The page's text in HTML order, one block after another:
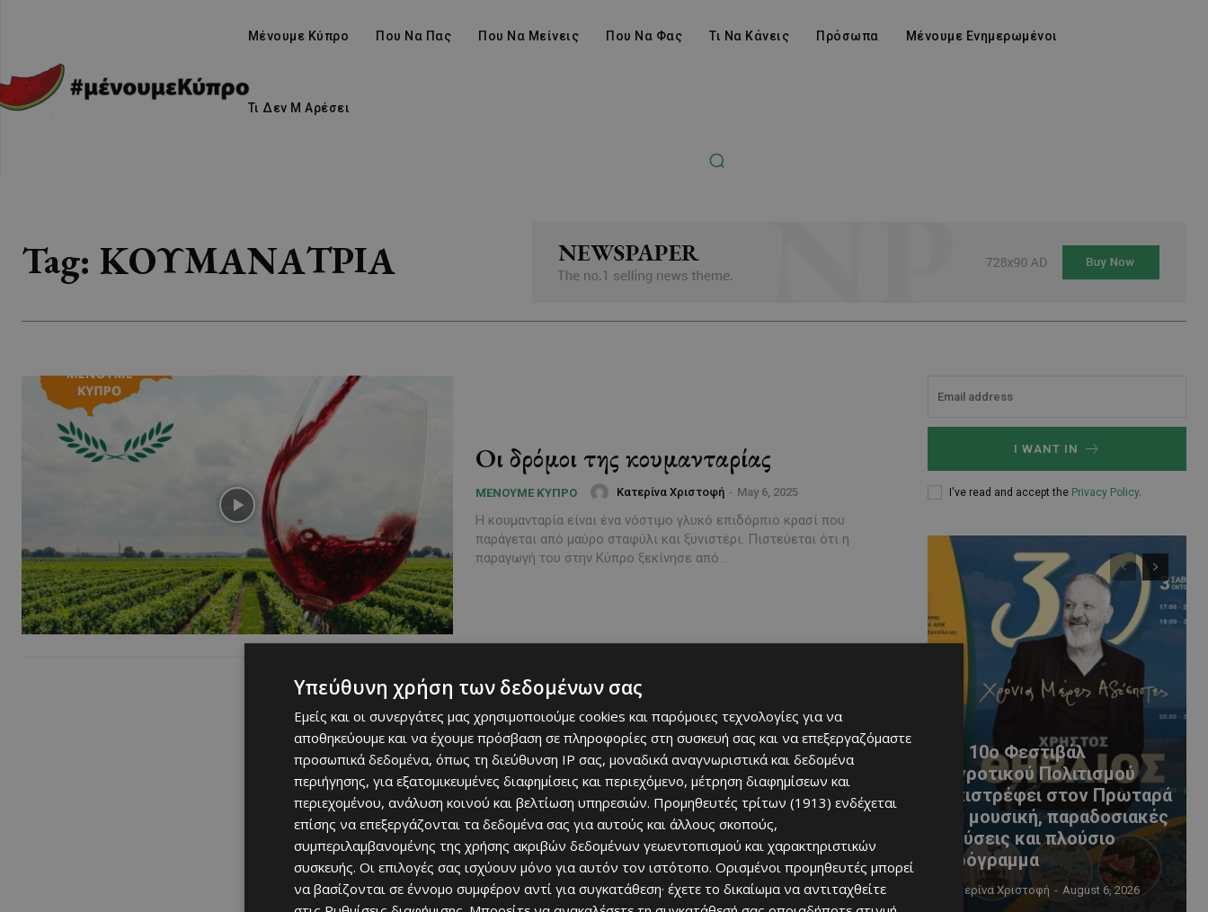
Μένουμε Κύπρο Που Να Πας Που Να Μείνεις Που Να Φας Τι Να Κάνεις Πρόσωπα Μένουμε Ενημερωμένοι
Τι Δεν Μ Αρέσει
Tag: ΚΟΥΜΑΝΑΤΡΙΑ
Οι δρόμοι της κουμανταρίας
ΜΈΝΟΥΜΕ ΚΎΠΡΟ Κατερίνα Χριστοφή - May 6, 2025
Η κουμανταρία είναι ένα νόστιμο γλυκό επιδόρπιο κρασί που
παράγεται από μαύρο σταφύλι και ξυνιστέρι. Πιστεύεται ότι η
παραγωγή του στην Κύπρο ξεκίνησε από...
I WANT IN
I've read and accept the Privacy Policy.
Το 10ο Φεστιβάλ
Αγροτικού Πολιτισμού
επιστρέφει στον Πρωταρά
με μουσική, παραδοσιακές
γεύσεις και πλούσιο
πρόγραμμα
Κατερίνα Χριστοφή - August 6, 2026
Υπεύθυνη χρήση των δεδομένων σας
Εμείς και οι συνεργάτες μας χρησιμοποιούμε cookies και παρόμοιες τεχνολογίες για να
αποθηκεύουμε και να έχουμε πρόσβαση σε πληροφορίες στη συσκευή σας και να επεξεργαζόμαστε
προσωπικά δεδομένα, όπως τη διεύθυνση IP σας, μοναδικά αναγνωριστικά και δεδομένα
περιήγησης, για εξατομικευμένες διαφημίσεις και περιεχόμενο, μέτρηση διαφημίσεων και
περιεχομένου, ανάλυση κοινού και βελτίωση υπηρεσιών. Προμηθευτές τρίτων (1913) ενδέχεται
επίσης να επεξεργάζονται τα δεδομένα σας για αυτούς και άλλους σκοπούς,
συμπεριλαμβανομένης της χρήσης ακριβών δεδομένων γεωεντοπισμού και χαρακτηριστικών
συσκευής. Οι επιλογές σας ισχύουν μόνο για αυτόν τον ιστότοπο. Ορισμένοι προμηθευτές μπορεί
να βασίζονται σε έννομο συμφέρον αντί για συγκατάθεση· έχετε το δικαίωμα να αντιταχθείτε